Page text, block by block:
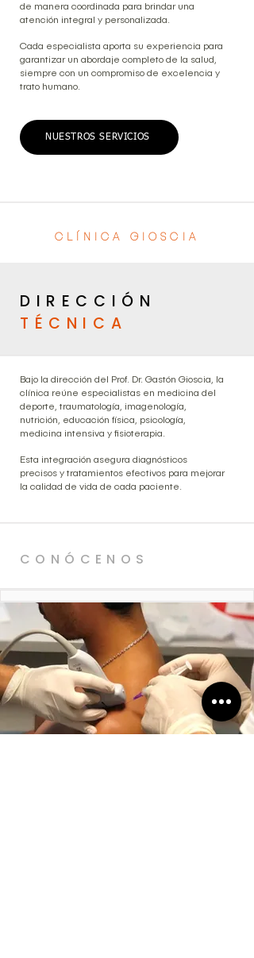
de manera coordinada para brindar una
atención integral y personalizada.
Cada especialista aporta su experiencia para
garantizar un abordaje completo de la salud,
siempre con un compromiso de excelencia y
trato humano.
NUESTROS SERVICIOS
CLÍNICA GIOSCIA
DIRECCIÓN
TÉCNICA
Bajo la dirección del Prof. Dr. Gastón Gioscia, la
clínica reúne especialistas en medicina del
deporte, traumatología, imagenología,
nutrición, educación física, psicología,
medicina intensiva y fisioterapia.
Esta integración asegura diagnósticos
precisos y tratamientos efectivos para mejorar
la calidad de vida de cada paciente.
CONÓCENOS